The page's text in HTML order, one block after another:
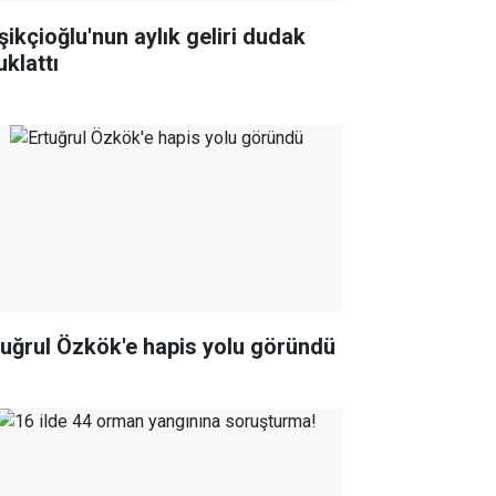
aylık geliri dudak
Özkök'e hapis yolu göründü